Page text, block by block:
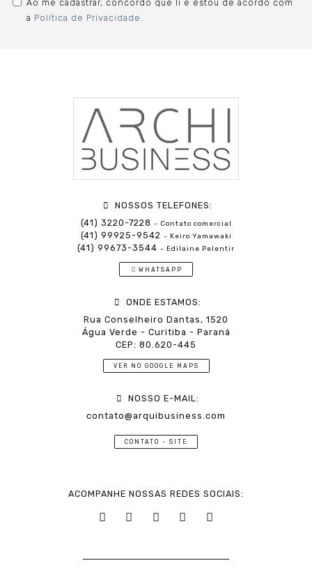
Ao me cadastrar, concordo que li e estou de acordo com
a Política de Privacidade .
NOSSOS TELEFONES:
(41) 3220-7228 - Contato comercial
(41) 99925-9542 - Keiro Yamawaki
(41) 99673-3544 - Edilaine Pelentir
WHATSAPP
ONDE ESTAMOS:
Rua Conselheiro Dantas, 1520
Água Verde - Curitiba - Paraná
CEP: 80.620-445
VER NO GOOGLE MAPS
NOSSO E-MAIL:
contato@arquibusiness.com
CONTATO - SITE
ACOMPANHE NOSSAS REDES SOCIAIS: